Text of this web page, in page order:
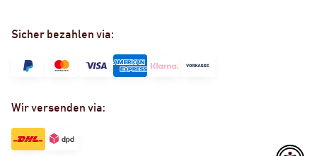
Sicher bezahlen via:
Wir versenden via: